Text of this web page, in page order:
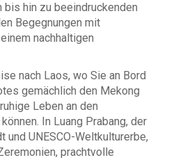
bis hin zu beeindruckenden
Begegnungen mit
nachhaltigen
nach Laos, wo Sie an Bord
gemächlich den Mekong
Leben an den
In Luang Prabang, der
UNESCO-Weltkulturerbe,
prachtvolle